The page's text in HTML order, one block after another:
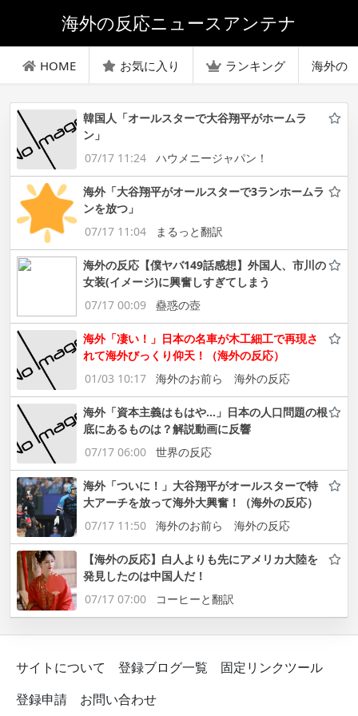
海外の反応ニュースアンテナ
HOME お気に入り ランキング 海外の
韓国人「オールスターで大谷翔平がホームラ
ン」
07/17 11:24
ハウメニージャパン！
海外「大谷翔平がオールスターで3ランホームラ
ンを放つ」
07/17 11:04
まるっと翻訳
海外の反応【僕ヤバ149話感想】外国人、市川の
女装(イメージ)に興奮しすぎてしまう
07/17 00:09
蠱惑の壺
海外「凄い！」日本の名車が木工細工で再現さ
れて海外びっくり仰天！（海外の反応）
01/03 10:17
海外のお前ら 海外の反応
海外「資本主義はもはや…」日本の人口問題の根
底にあるものは？解説動画に反響
07/17 06:00
世界の反応
海外「ついに！」大谷翔平がオールスターで特
大アーチを放って海外大興奮！（海外の反応）
07/17 11:50
海外のお前ら 海外の反応
【海外の反応】白人よりも先にアメリカ大陸を
発見したのは中国人だ！
07/17 07:00
コーヒーと翻訳
サイトについて 登録ブログ一覧
固定リンクツール
登録申請
お問い合わせ